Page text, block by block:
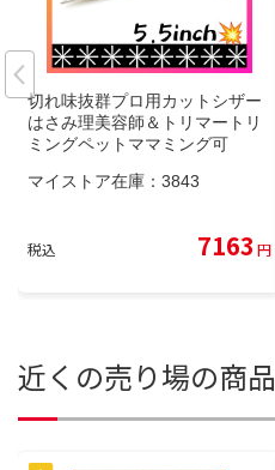
切れ味抜群プロ用カットシザー
はさみ理美容師＆トリマートリ
ミングペットママミング可
マイストア在庫： 3843
税込 7163 円
近くの売り場の商品